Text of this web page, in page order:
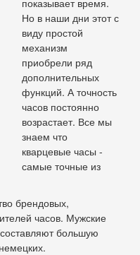
Но в наши дни этот с
виду простой
механизм
приобрели ряд
дополнительных
функций. А точность
часов постоянно
возрастает. Все мы
знаем что
кварцевые часы -
самые точные из
брендовых,
часов. Мужские
большую